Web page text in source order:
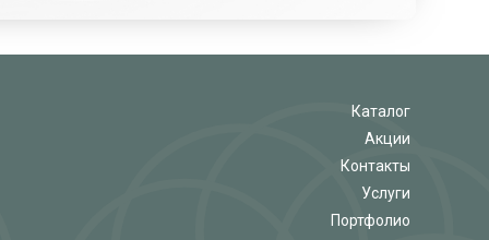
Каталог
Акции
Контакты
Услуги
Портфолио